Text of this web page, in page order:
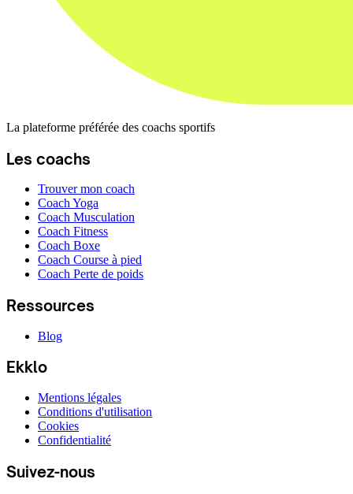
La plateforme préférée des coachs sportifs
Les coachs
Trouver mon coach
Coach Yoga
Coach Musculation
Coach Fitness
Coach Boxe
Coach Course à pied
Coach Perte de poids
Ressources
Blog
Ekklo
Mentions légales
Conditions d'utilisation
Cookies
Confidentialité
Suivez-nous